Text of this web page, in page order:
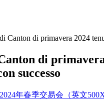
di
successo